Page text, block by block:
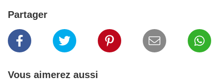
Partager
Vous aimerez aussi